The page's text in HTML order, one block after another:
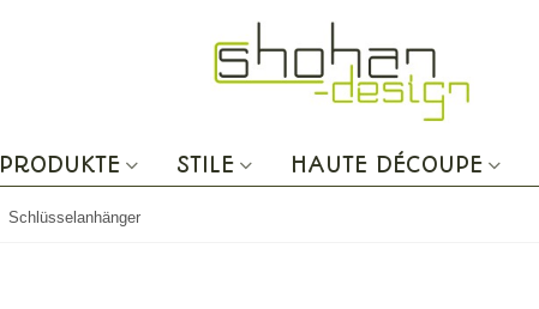
PRODUKTE STILE HAUTE DÉCOUPE
Schlüsselanhänger